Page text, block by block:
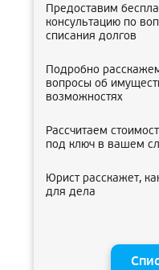
Предоставим
консультацию по
списания долгов
Подробно
вопросы об
возможностях
Рассчитаем
под ключ в вашем
Юрист расскажет,
для дела